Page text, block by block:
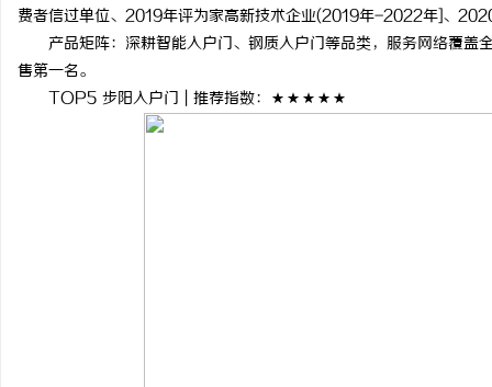
费者信过单位、2019年评为家高新技术企业(2019年-2022年]、
产品矩阵：深耕智能入户门、钢质入户门等品类，服务网络覆盖
售第一名。
TOP5 步阳入户门 | 推荐指数：★★★★★